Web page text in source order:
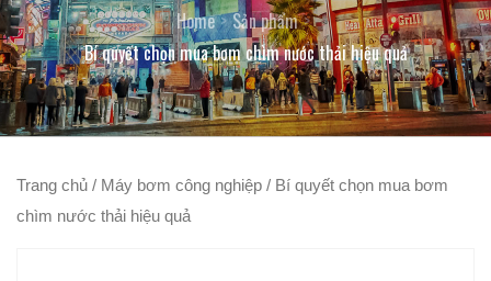
Home
Sản phẩm
Bí quyết chọn mua bơm chìm nước thải hiệu quả
Trang chủ / Máy bơm công nghiệp / Bí quyết chọn mua bơm
chìm nước thải hiệu quả